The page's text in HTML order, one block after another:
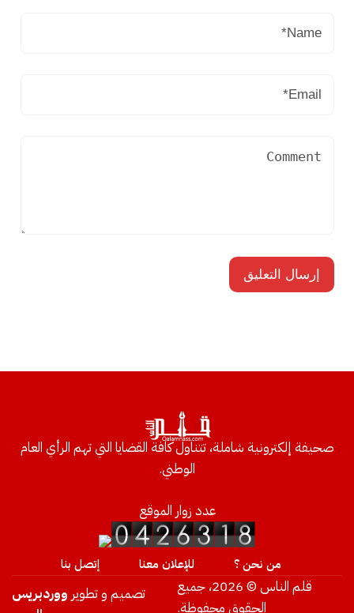
صحيفة إلكترونية شاملة، تتناول كافة القضايا التي تهم الرأي العام
الوطني.
عدد زوار الموقع
من نحن ؟ للإعلان معنا إتصل بنا
قلم الناس © 2026، جميع
الحقوق محفوظة.
تصميم و تطوير ووردبريس